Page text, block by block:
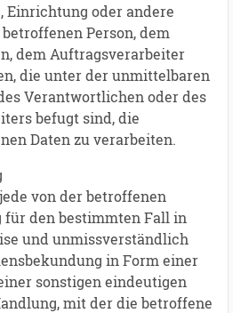
Einrichtung oder andere
Person, dem
dem Auftragsverarbeiter
die unter der unmittelbaren
Verantwortlichen oder des
befugt sind, die
Daten zu verarbeiten.
von der betroffenen
den bestimmten Fall in
und unmissverständlich
in Form einer
sonstigen eindeutigen
mit der die betroffene